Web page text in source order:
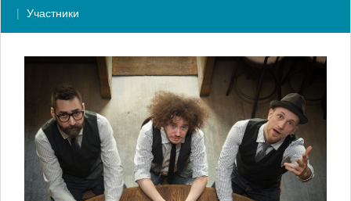
Участники